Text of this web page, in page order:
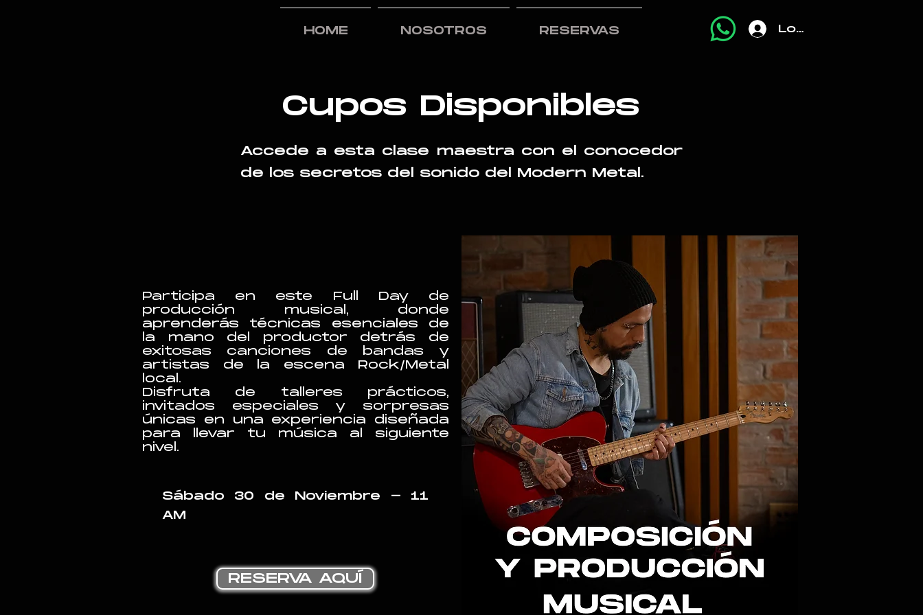
HOME NOSOTROS RESERVAS Log In
Cupos Disponibles
Accede a esta clase maestra con el conocedor
de los secretos del sonido del Modern Metal.
Participa en este Full Day de
producción musical, donde
aprenderás técnicas esenciales de
la mano del productor detrás de
exitosas canciones de bandas y
artistas de la escena Rock/Metal
local.
Disfruta de talleres prácticos,
invitados especiales y sorpresas
únicas en una experiencia diseñada
para llevar tu música al siguiente
nivel.
Sábado 30 de Noviembre - 11
AM
RESERVA AQUÍ